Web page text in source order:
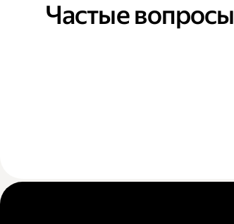
Частые вопросы